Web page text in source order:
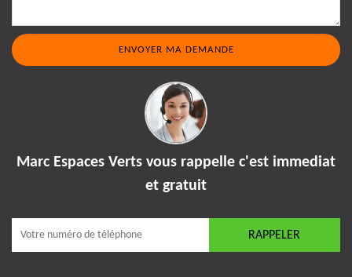
Marc Espaces Verts vous rappelle c'est immediat
et gratuit